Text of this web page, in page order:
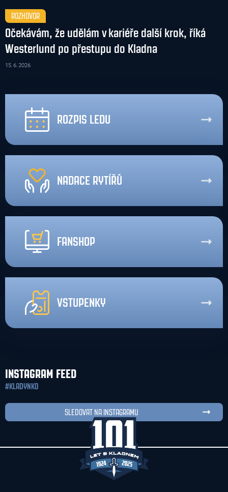
ROZHOVOR
Očekávám, že udělám v kariéře další krok, říká
Westerlund po přestupu do Kladna
15. 6. 2026
ROZPIS LEDU
NADACE RYTÍŘŮ
FANSHOP
VSTUPENKY
INSTAGRAM FEED
#KLADYNKO
SLEDOVAT NA INSTAGRAMU